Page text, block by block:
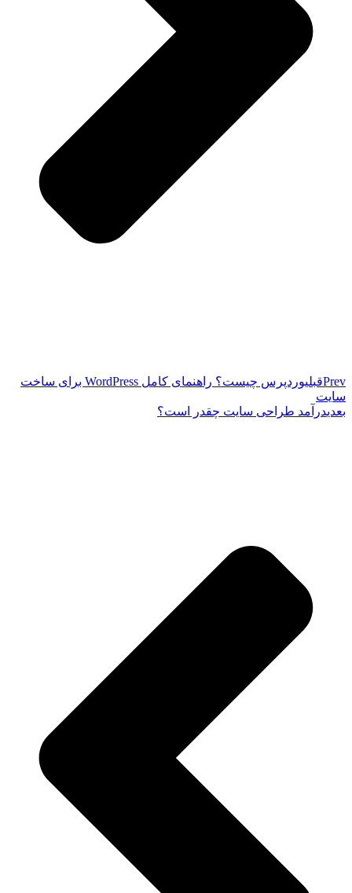
Prevقبلی
وردپرس چیست؟ راهنمای کامل WordPress برای ساخت
سایت
بعدیدرآمد طراحی سایت چقدر است؟